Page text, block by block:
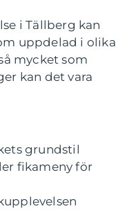
i Tällberg kan
uppdelad i olika
mycket som
kan det vara
grundstil
fikameny för